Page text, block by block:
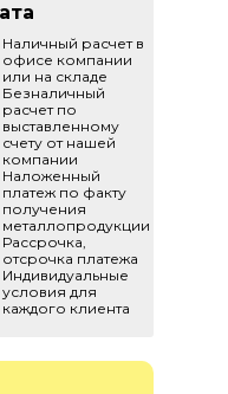
Наличный расчет в
офисе компании
или на складе
Безналичный
расчет по
выставленному
счету от нашей
компании
Наложенный
платеж по факту
получения
металлопродукции
Рассрочка,
отсрочка платежа
Индивидуальные
условия для
каждого клиента